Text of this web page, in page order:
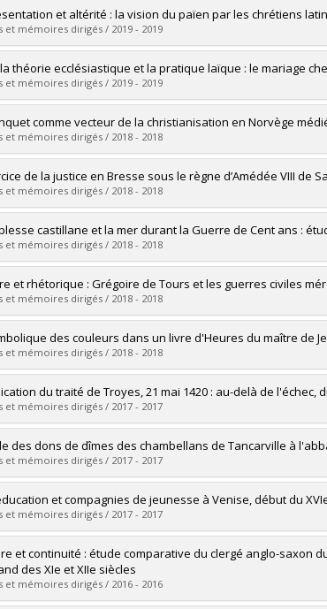
:Bouzigues, Benoit
Maîtrise
obtenu :M.A.
le document dans Papyrus
et altérité : la vision du païen par les chrétiens
et mémoires dirigés / 2019 - 2019
:Provost-Brien, Louis
Doctorat
obtenu :Ph. D.
le document dans Papyrus
théorie ecclésiastique et la pratique laïque : le mariage
et mémoires dirigés / 2019 - 2019
:Ballard, Alexia
Maîtrise
obtenu :M.A.
le document dans Papyrus
comme vecteur de la christianisation en Norvège
et mémoires dirigés / 2018 - 2018
: Ouellet-Ayotte, Jérôme
Maîtrise
obtenu :M.A.
le document dans Papyrus
de la justice en Bresse sous le règne d’Amédée VIII de
et mémoires dirigés / 2018 - 2018
:Darrieu, Jérémie
Maîtrise
obtenu :M.A.
le document dans Papyrus
castillane et la mer durant la Guerre de Cent ans :
et mémoires dirigés / 2018 - 2018
:Bordua, Valérie
Maîtrise
obtenu :M.A.
le document dans Papyrus
et rhétorique : Grégoire de Tours et les guerres civiles
et mémoires dirigés / 2018 - 2018
:Filion, Sébastien
Doctorat
obtenu :Ph. D.
le document dans Papyrus
des couleurs dans un livre d'Heures du maître de
et mémoires dirigés / 2018 - 2018
:Shanks, Francis
Maîtrise
obtenu :M.A.
le document dans Papyrus
du traité de Troyes, 21 mai 1420 : au-delà de
et mémoires dirigés / 2017 - 2017
:Lemieux, François
Maîtrise
obtenu :M.A.
le document dans Papyrus
des dons de dîmes des chambellans de Tancarville à
et mémoires dirigés / 2017 - 2017
:Desrochers, Simon
Maîtrise
obtenu :M.A.
le document dans Papyrus
et compagnies de jeunesse à Venise, début du
et mémoires dirigés / 2017 - 2017
:Trottier-Gascon, Caroline
Maîtrise
obtenu :M.A.
le document dans Papyrus
et continuité : étude comparative du clergé anglo-saxon
des XIe et XIIe siècles
et mémoires dirigés / 2016 - 2016